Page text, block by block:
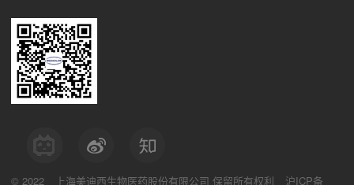
© 2022 上海美迪西生物医药股份有限公司 保留所有权利 沪ICP备